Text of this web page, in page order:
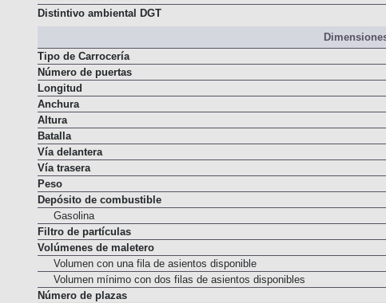
Distintivo ambiental DGT
Tipo de Carrocería
Número de puertas
Longitud
Anchura
Altura
Batalla
Vía delantera
Vía trasera
Peso
Depósito de combustible
Gasolina
Filtro de partículas
Volúmenes de maletero
Volumen con una fila de asientos disponible
Volumen mínimo con dos filas de asientos disponibles
Número de plazas